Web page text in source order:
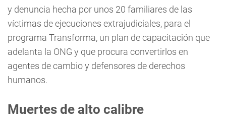
y denuncia hecha por unos 20 familiares de las
víctimas de ejecuciones extrajudiciales, para el
programa Transforma, un plan de capacitación que
adelanta la ONG y que procura convertirlos en
agentes de cambio y defensores de derechos
humanos.
Muertes de alto calibre